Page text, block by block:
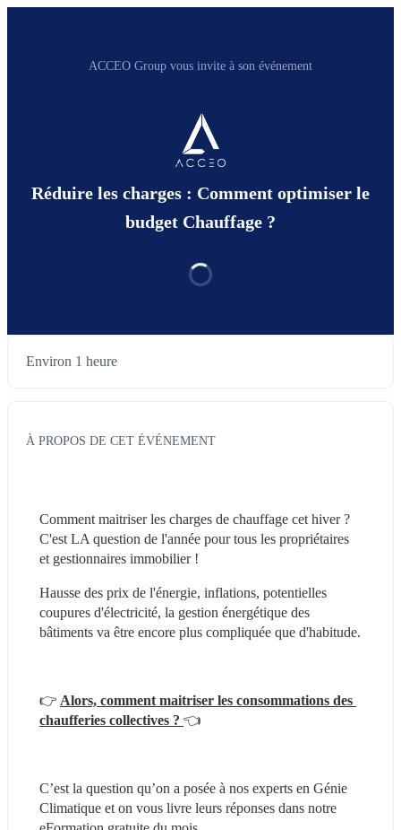
ACCEO Group vous invite à son événement
Réduire les charges : Comment optimiser le
budget Chauffage ?
Environ 1 heure
À PROPOS DE CET ÉVÉNEMENT
Comment maitriser les charges de chauffage cet hiver ?
C'est LA question de l'année pour tous les propriétaires
et gestionnaires immobilier !
Hausse des prix de l'énergie, inflations, potentielles
coupures d'électricité, la gestion énergétique des
bâtiments va être encore plus compliquée que d'habitude.
👉 Alors, comment maitriser les consommations des
chaufferies collectives ? 👈
C’est la question qu’on a posée à nos experts en Génie
Climatique et on vous livre leurs réponses dans notre